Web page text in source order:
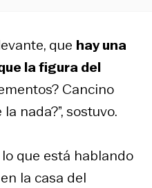
que hay una
la figura del
Cancino
nada?”, sostuvo.
que está hablando
la casa del